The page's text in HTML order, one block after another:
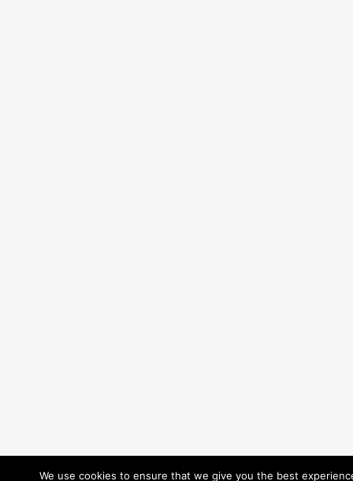
We use cookies to ensure that we give you the best